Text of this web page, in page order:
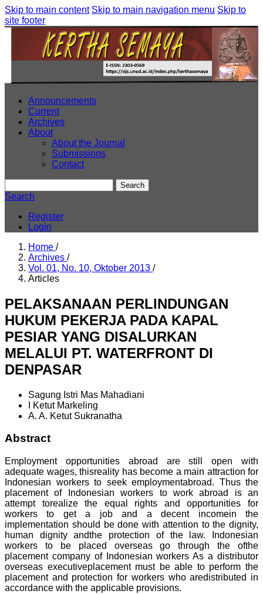
Skip to main content Skip to main navigation menu Skip to
site footer
Announcements
Current
Archives
About
About the Journal
Submissions
Contact
Search
Search
Register
Login
Home /
Archives /
Vol. 01, No. 10, Oktober 2013 /
Articles
PELAKSANAAN PERLINDUNGAN
HUKUM PEKERJA PADA KAPAL
PESIAR YANG DISALURKAN
MELALUI PT. WATERFRONT DI
DENPASAR
Sagung Istri Mas Mahadiani
I Ketut Markeling
A. A. Ketut Sukranatha
Abstract
Employment opportunities abroad are still open with
adequate wages, thisreality has become a main attraction for
Indonesian workers to seek employmentabroad. Thus the
placement of Indonesian workers to work abroad is an
attempt torealize the equal rights and opportunities for
workers to get a job and a decent incomein the
implementation should be done with attention to the dignity,
human dignity andthe protection of the law. Indonesian
workers to be placed overseas go through the ofthe
placement company of Indonesian workers As a distributor
overseas executiveplacement must be able to perform the
placement and protection for workers who aredistributed in
accordance with the applicable provisions.